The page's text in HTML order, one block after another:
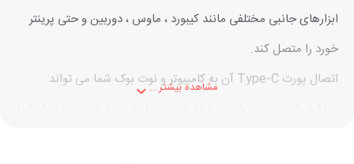
ابزارهای جانبی مختلفی مانند کیبورد ، ماوس ، دوربین و حتی پرینتر
خورد را متصل کند.
اتصال پورت Type-C آن به کامپیوتر و نوت بوک شما می تواند
مشاهده بیشتر...